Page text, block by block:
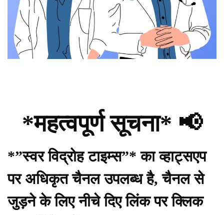
*महत्वपूर्ण सूचना* 📢
*”स्वर विद्रोह टाइम्स”* का व्हाट्सएप
पर अधिकृत चैनल उपलब्ध है, चैनल से
जुड़ने के लिए नीचे दिए लिंक पर क्लिक